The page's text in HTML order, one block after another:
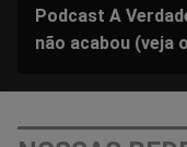
Podcast A
não acabou (veja